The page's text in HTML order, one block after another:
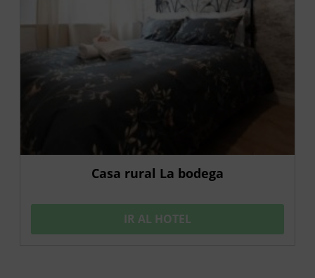
Casa rural La bodega
IR AL HOTEL